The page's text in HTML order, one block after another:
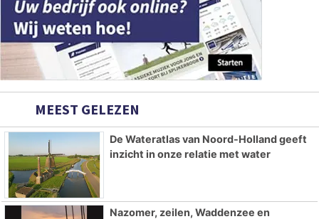
MEEST GELEZEN
De Wateratlas van Noord-Holland geeft
inzicht in onze relatie met water
Nazomer, zeilen, Waddenzee en